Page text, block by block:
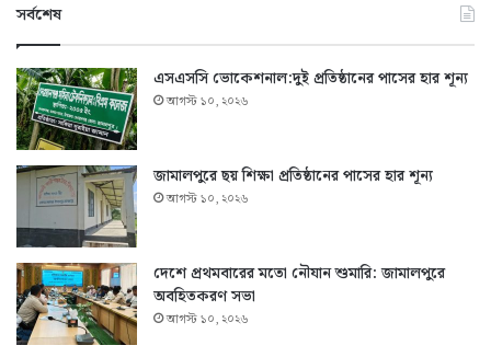
সর্বশেষ
এসএসসি ভোকেশনাল:দুই প্রতিষ্ঠানের পাসের হার শূন্য
আগস্ট ১০, ২০২৬
জামালপুরে ছয় শিক্ষা প্রতিষ্ঠানের পাসের হার শূন্য
আগস্ট ১০, ২০২৬
দেশে প্রথমবারের মতো নৌযান শুমারি: জামালপুরে
অবহিতকরণ সভা
আগস্ট ১০, ২০২৬